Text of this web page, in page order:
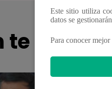
te puede
Este sitio utiliza
datos se
Para conocer